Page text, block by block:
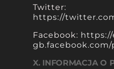
Twitter:
https://
Facebook: https://
X. INFORMACJA O